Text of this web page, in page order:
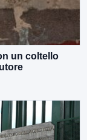
un coltello